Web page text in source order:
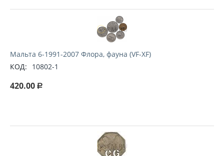
Мальта 6-1991-2007 Флора, фауна (VF-XF)
КОД:
10802-1
420.00 Р